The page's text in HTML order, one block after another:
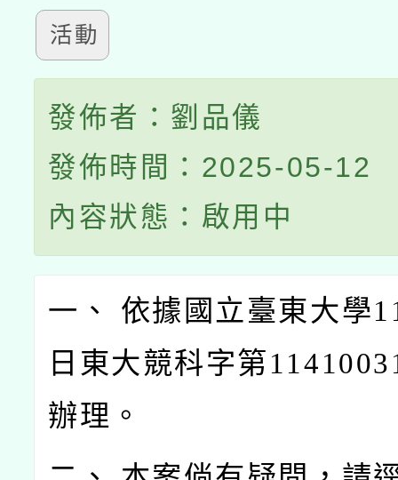
活動
發佈者：劉品儀
發佈時間：2025-05-12
內容狀態：啟用中
一、 依據國立臺東大學
日東大競科字第
辦理。